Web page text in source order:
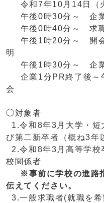
令和7年10月14日（
午後0時30分～ 企
午後0時40分～ 求
午後1時20分～ 開会
明
午後1時30分～ 企
企業1分PR終了後～
会
◯対象者
1.令和8年3月大学・短
び第二新卒者（概ね3年
2.令和8年3月高等学校
校関係者
※事前に学校の進路
伝えてください。
3.一般求職者(就職を